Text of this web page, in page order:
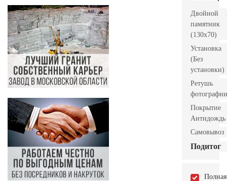
Двойной
памятник
(130х70)
Установка
(Без
установки)
Ретушь
фотографии
Покрытие
Антидождь
Самовывоз
Подитог
Полная